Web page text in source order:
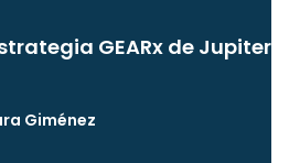
GEARx de Jupiter
Giménez